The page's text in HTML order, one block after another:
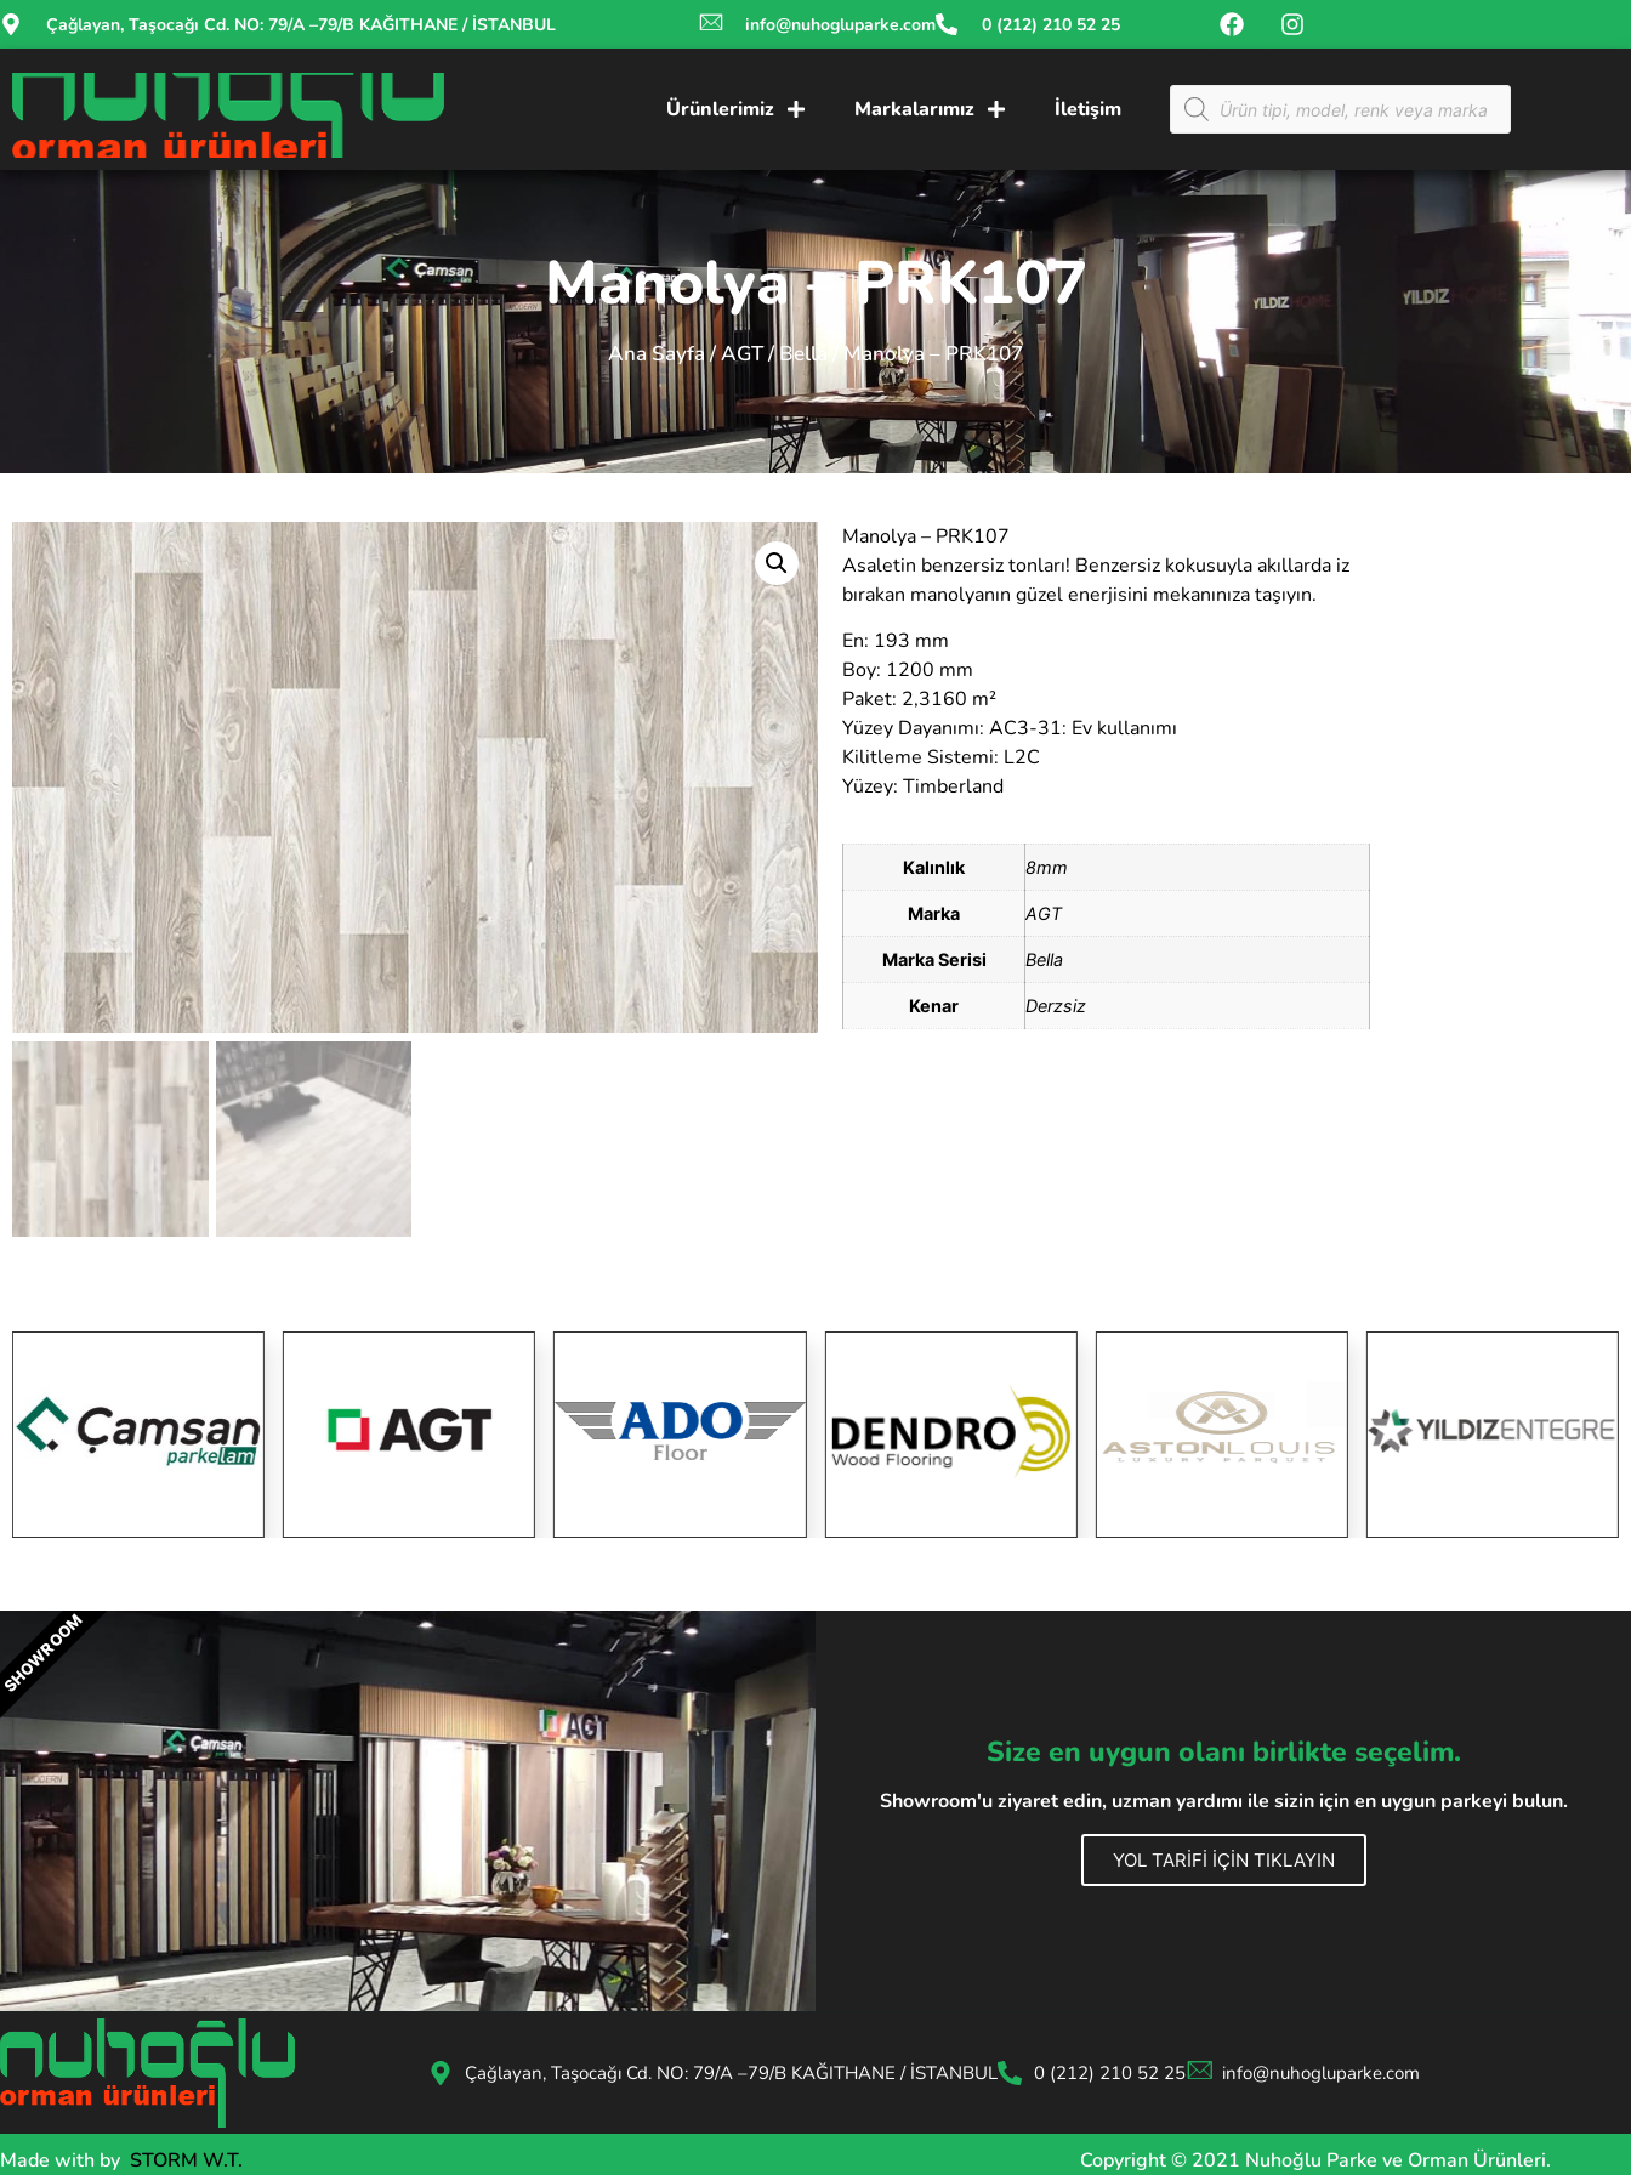
Çağlayan, Taşocağı Cd. NO: 79/A –79/B KAĞITHANE / İSTANBUL info@nuhogluparke.com 0 (212) 210 52 25
Ürünlerimiz Markalarımız İletişim
Manolya – PRK107
Ana Sayfa/AGT/Bella / Manolya – PRK107
Manolya – PRK107
Asaletin benzersiz tonları! Benzersiz kokusuyla akıllarda iz
bırakan manolyanın güzel enerjisini mekanınıza taşıyın.
En: 193 mm
Boy: 1200 mm
Paket: 2,3160 m²
Yüzey Dayanımı: AC3-31: Ev kullanımı
Kilitleme Sistemi: L2C
Yüzey: Timberland
Kalınlık 8mm
Marka AGT
Marka Serisi Bella
Kenar Derzsiz
Size en uygun olanı birlikte seçelim.
Showroom'u ziyaret edin, uzman yardımı ile sizin için en uygun parkeyi bulun.
YOL TARİFİ İÇİN TIKLAYIN
SHOWROOM
Çağlayan, Taşocağı Cd. NO: 79/A –79/B KAĞITHANE / İSTANBUL 0 (212) 210 52 25 info@nuhogluparke.com
Made with by STORM W.T. Copyright © 2021 Nuhoğlu Parke ve Orman Ürünleri.